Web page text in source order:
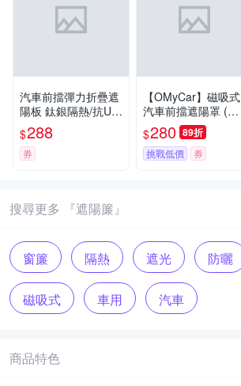
汽車前擋彈力折疊遮
陽板 鈦銀隔熱/抗UV/
防曬遮陽簾
$288
券
【OMyCar】磁吸式
汽車前擋遮陽罩 (防
塵 防曬 隔熱 遮陽抗
UV 防汙 遮光)
$280 89折
挑戰低價 券
搜尋更多 『遮陽簾』
窗簾 隔熱 遮光 防曬
磁吸式 車用 汽車
商品特色